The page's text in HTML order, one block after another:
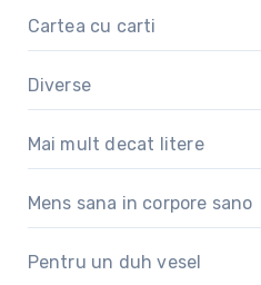
Cartea cu carti
Diverse
Mai mult decat litere
Mens sana in corpore sano
Pentru un duh vesel